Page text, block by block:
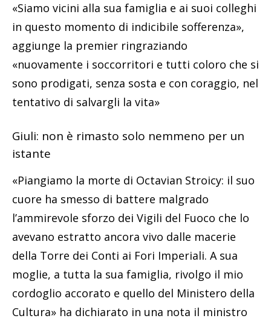
«Siamo vicini alla sua famiglia e ai suoi colleghi
in questo momento di indicibile sofferenza»,
aggiunge la premier ringraziando
«nuovamente i soccorritori e tutti coloro che si
sono prodigati, senza sosta e con coraggio, nel
tentativo di salvargli la vita»
Giuli: non è rimasto solo nemmeno per un
istante
«Piangiamo la morte di Octavian Stroicy: il suo
cuore ha smesso di battere malgrado
l’ammirevole sforzo dei Vigili del Fuoco che lo
avevano estratto ancora vivo dalle macerie
della Torre dei Conti ai Fori Imperiali. A sua
moglie, a tutta la sua famiglia, rivolgo il mio
cordoglio accorato e quello del Ministero della
Cultura» ha dichiarato in una nota il ministro